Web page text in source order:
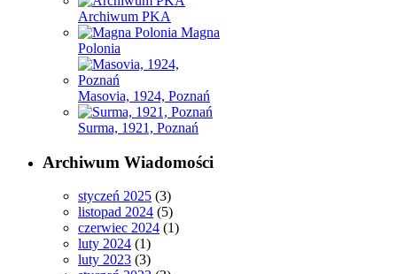
Archiwum PKA
Magna
Polonia
Masovia, 1924, Poznań
Surma, 1921, Poznań
Archiwum Wiadomości
styczeń 2025 (3)
listopad 2024 (5)
czerwiec 2024 (1)
luty 2024 (1)
luty 2023 (3)